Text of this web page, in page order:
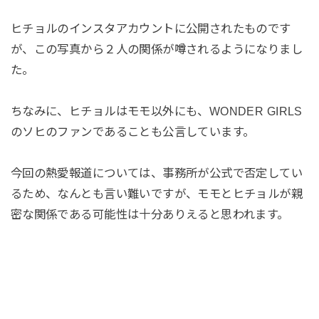
ヒチョルのインスタアカウントに公開されたものです
が、この写真から２人の関係が噂されるようになりまし
た。
ちなみに、ヒチョルはモモ以外にも、WONDER GIRLS
のソヒのファンであることも公言しています。
今回の熱愛報道については、事務所が公式で否定してい
るため、なんとも言い難いですが、モモとヒチョルが親
密な関係である可能性は十分ありえると思われます。